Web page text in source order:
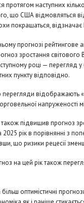
протягом наступних
що США відмовляться
покращаться, відзначає
прогнозі рейтингове
зростання
році — перегляд
пункту відповідно.
перегляди відображають
напруженості
також підвищив прогноз
рік в порівнянні з
що ризики рецесії
на цей рік також
оптимістичні